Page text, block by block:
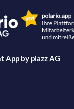
App by plazz AG